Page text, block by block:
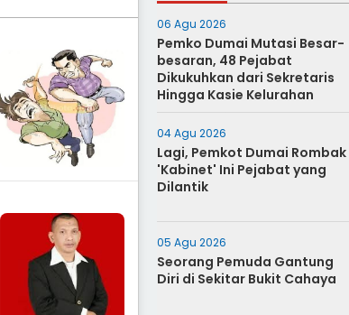
06 Agu 2026
Pemko Dumai Mutasi Besar-
besaran, 48 Pejabat
Dikukuhkan dari Sekretaris
Hingga Kasie Kelurahan
04 Agu 2026
Lagi, Pemkot Dumai Rombak
'Kabinet' Ini Pejabat yang
Dilantik
05 Agu 2026
Seorang Pemuda Gantung
Diri di Sekitar Bukit Cahaya